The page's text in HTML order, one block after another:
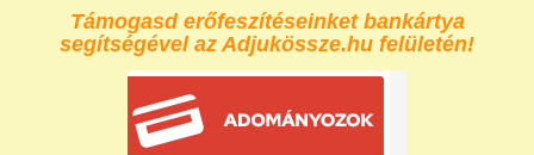
Támogasd erőfeszítéseinket bankártya
segítségével az Adjukössze.hu felületén!